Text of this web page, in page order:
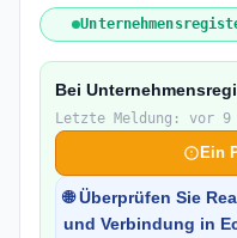
Bei
Letzte Meldung: vor 9
Ein
🌐 Überprüfen Sie
und Verbindung in